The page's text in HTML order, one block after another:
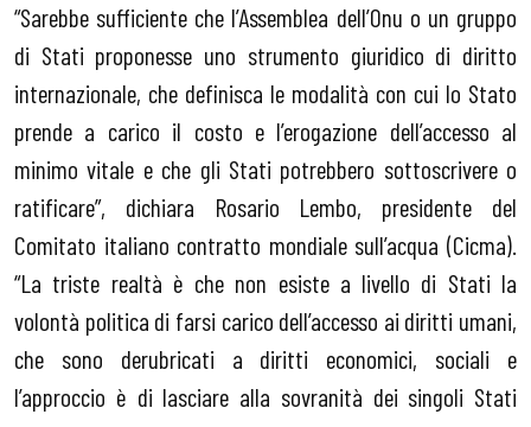
“Sarebbe sufficiente che l’Assemblea dell’Onu o un gruppo
di Stati proponesse uno strumento giuridico di diritto
internazionale, che definisca le modalità con cui lo Stato
prende a carico il costo e l’erogazione dell’accesso al
minimo vitale e che gli Stati potrebbero sottoscrivere o
ratificare”, dichiara Rosario Lembo, presidente del
Comitato italiano contratto mondiale sull’acqua (Cicma).
“La triste realtà è che non esiste a livello di Stati la
volontà politica di farsi carico dell’accesso ai diritti umani,
che sono derubricati a diritti economici, sociali e
l’approccio è di lasciare alla sovranità dei singoli Stati